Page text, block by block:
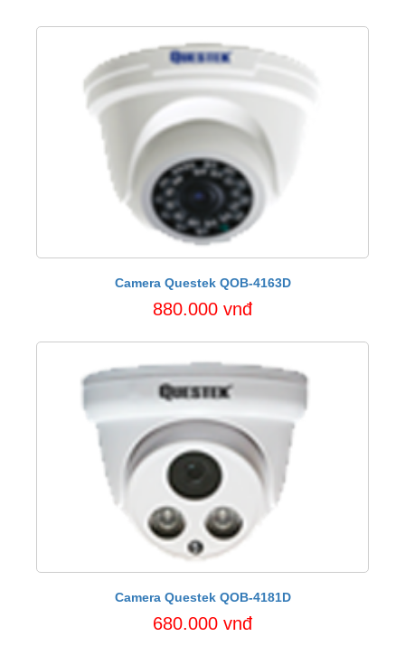
Camera Questek QOB-4163D
880.000 vnđ
Camera Questek QOB-4181D
680.000 vnđ